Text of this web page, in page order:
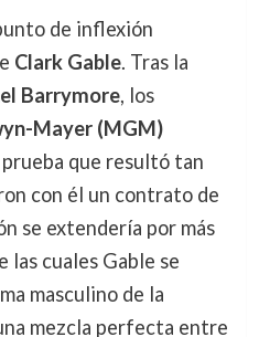
de inflexión
Clark Gable. Tras la
Barrymore, los
Mayer (MGM)
que resultó tan
con él un contrato de
se extendería por más
las cuales Gable se
masculino de la
mezcla perfecta entre